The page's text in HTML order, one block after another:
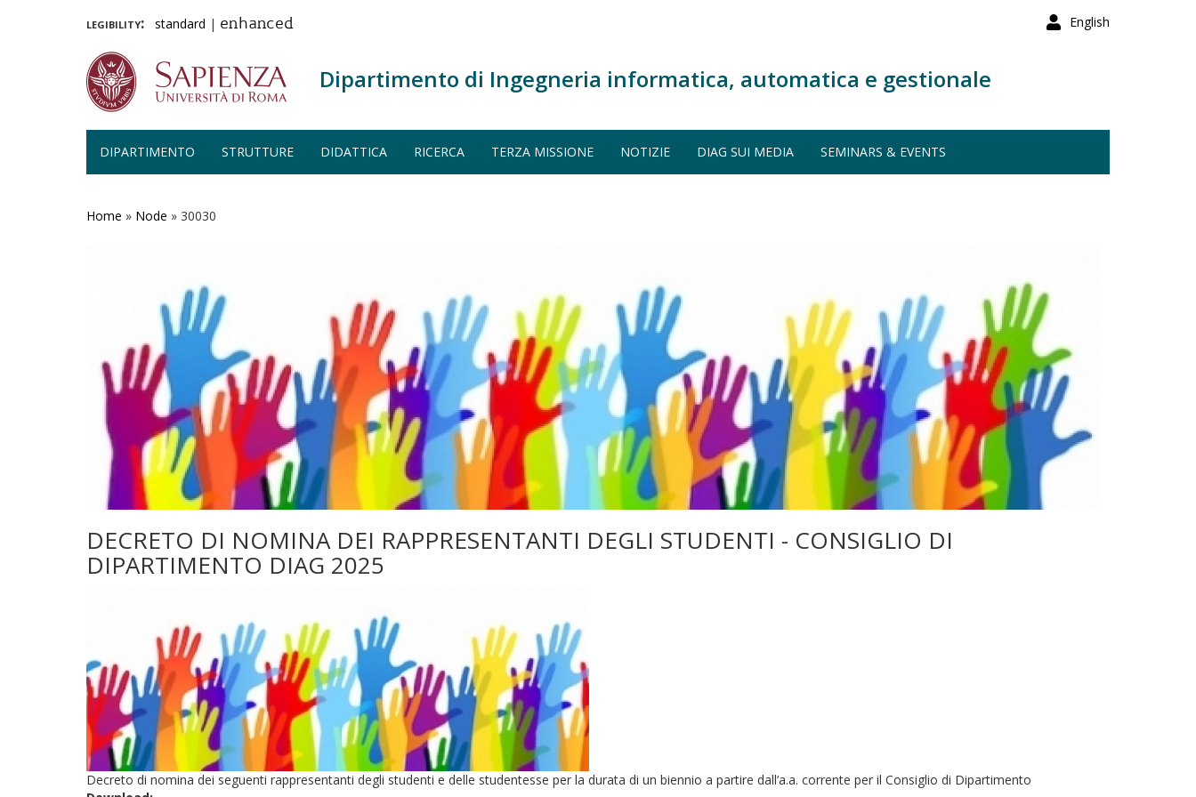
English
legibility: standard | enhanced
Dipartimento di Ingegneria informatica, automatica e gestionale
DIPARTIMENTO STRUTTURE DIDATTICA RICERCA TERZA MISSIONE NOTIZIE DIAG SUI MEDIA SEMINARS & EVENTS
Home » Node » 30030
DECRETO DI NOMINA DEI RAPPRESENTANTI DEGLI STUDENTI - CONSIGLIO DI
DIPARTIMENTO DIAG 2025
Decreto di nomina dei seguenti rappresentanti degli studenti e delle studentesse per la durata di un biennio a partire dall’a.a. corrente per il Consiglio di Dipartimento